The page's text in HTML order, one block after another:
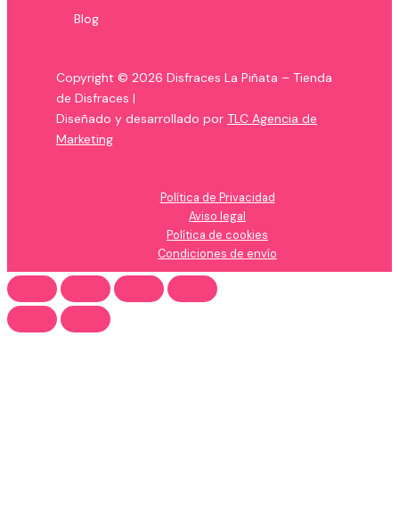
Blog
Copyright © 2026 Disfraces La Piñata – Tienda
de Disfraces |
Diseñado y desarrollado por TLC Agencia de
Marketing
Política de Privacidad
Aviso legal
Política de cookies
Condiciones de envío